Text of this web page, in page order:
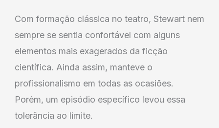
Com formação clássica no teatro, Stewart nem
sempre se sentia confortável com alguns
elementos mais exagerados da ficção
científica. Ainda assim, manteve o
profissionalismo em todas as ocasiões.
Porém, um episódio específico levou essa
tolerância ao limite.